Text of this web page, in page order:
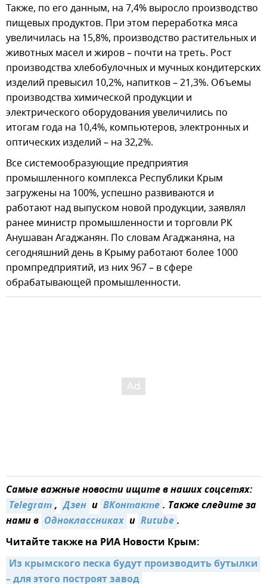
Также, по его данным, на 7,4% выросло производство
пищевых продуктов. При этом переработка мяса
увеличилась на 15,8%, производство растительных и
животных масел и жиров – почти на треть. Рост
производства хлебобулочных и мучных кондитерских
изделий превысил 10,2%, напитков – 21,3%. Объемы
производства химической продукции и
электрического оборудования увеличились по
итогам года на 10,4%, компьютеров, электронных и
оптических изделий – на 32,2%.
Все системообразующие предприятия
промышленного комплекса Республики Крым
загружены на 100%, успешно развиваются и
работают над выпуском новой продукции, заявлял
ранее министр промышленности и торговли РК
Анушаван Агаджанян. По словам Агаджаняна, на
сегодняшний день в Крыму работают более 1000
промпредприятий, из них 967 – в сфере
обрабатывающей промышленности.
Самые важные новости ищите в наших соцсетях:
Telegram, Дзен и ВКонтакте. Также следите за
нами в Одноклассниках и Rutube.
Читайте также на РИА Новости Крым:
Из крымского песка будут производить бутылки
– для этого построят завод